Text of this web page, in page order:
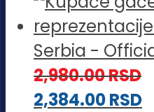
Serbia -
2,980.00RSD
2,384.00RSD